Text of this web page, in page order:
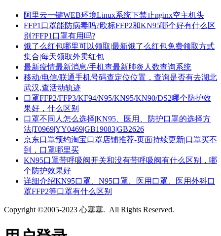
阿里云一键WEB环境Linux系统下禁止nginx空主机头
FFP1口罩能防病毒吗?欧标FFP2和KN95哪个好有什么区
别?FFP1口罩有用吗?
饿了么红包哪里可以领取|最新饿了么红包免费领取方式
集合|每天领取外卖红包
最新疫情最新消息/手机查最新肺炎人数查询系统
移动/电信/联通手机号码查定位位置，查询是否有去湖北
武汉,查活动轨迹
口罩FFP2/FFP3/KF94/N95/KN95/KN90/DS2哪个防护效
果好，什么区别
口罩不同人怎么选择|KN95、医用、防护口罩的选择方
法|T0969|YY0469|GB19083|GB2626
京东口罩预约淘宝口罩店铺推荐-页面持续更新|口罩买不
到，口罩哪里买
KN95口罩带呼吸阀开关和没有带呼吸阀有什么区别，哪
个防护效果好
详细介绍KN95口罩、N95口罩、医用口罩、医用外科口
罩FFP2等口罩有什么区别
Copyright ©2005-2023 心塞塞. All Rights Reserved.